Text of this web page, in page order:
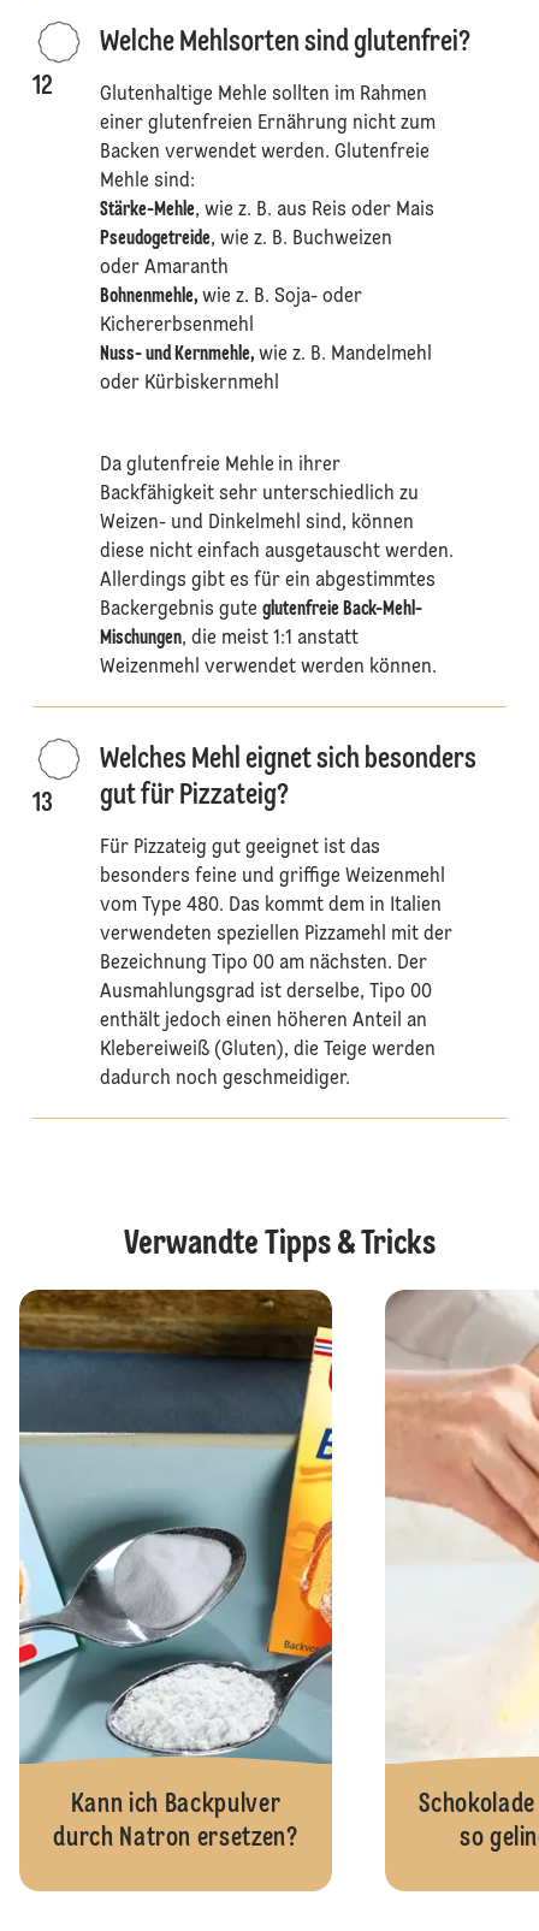
12
Welche Mehlsorten sind glutenfrei?
Glutenhaltige Mehle sollten im Rahmen
einer glutenfreien Ernährung nicht zum
Backen verwendet werden. Glutenfreie
Mehle sind:
Stärke-Mehle, wie z. B. aus Reis oder Mais
Pseudogetreide, wie z. B. Buchweizen
oder Amaranth
Bohnenmehle, wie z. B. Soja- oder
Kichererbsenmehl
Nuss- und Kernmehle, wie z. B. Mandelmehl
oder Kürbiskernmehl
Da glutenfreie Mehle in ihrer
Backfähigkeit sehr unterschiedlich zu
Weizen- und Dinkelmehl sind, können
diese nicht einfach ausgetauscht werden.
Allerdings gibt es für ein abgestimmtes
Backergebnis gute glutenfreie Back-Mehl-
Mischungen, die meist 1:1 anstatt
Weizenmehl verwendet werden können.
13
Welches Mehl eignet sich besonders
gut für Pizzateig?
Für Pizzateig gut geeignet ist das
besonders feine und griffige Weizenmehl
vom Type 480. Das kommt dem in Italien
verwendeten speziellen Pizzamehl mit der
Bezeichnung Tipo 00 am nächsten. Der
Ausmahlungsgrad ist derselbe, Tipo 00
enthält jedoch einen höheren Anteil an
Klebereiweiß (Gluten), die Teige werden
dadurch noch geschmeidiger.
Verwandte Tipps & Tricks
Kann ich Backpulver
durch Natron ersetzen?
so